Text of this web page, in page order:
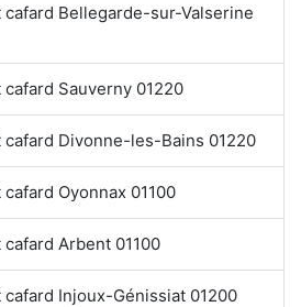
Bellegarde-sur-Valserine
Sauverny 01220
Divonne-les-Bains 01220
Oyonnax 01100
Arbent 01100
Injoux-Génissiat 01200